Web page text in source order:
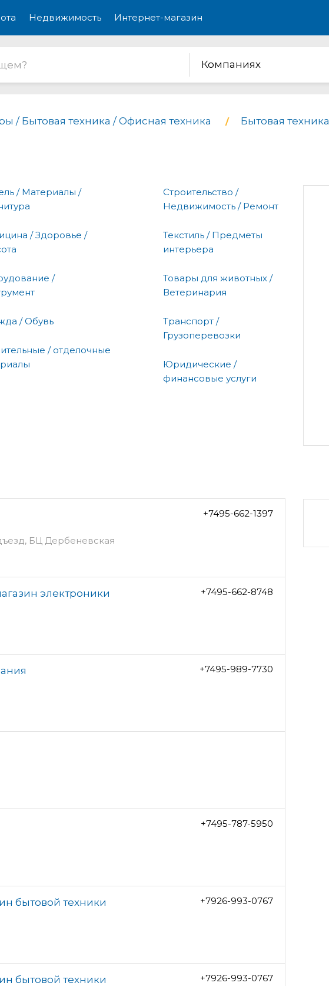
Недвижимость Интернет-магазин
Компаниях
/ Бытовая техника / Офисная техника Бытовая техника
/ Материалы /
/ Здоровье /
/
/ Обувь
/ отделочные
Строительство /
Недвижимость / Ремонт
Текстиль / Предметы
интерьера
Товары для животных /
Ветеринария
Транспорт /
Грузоперевозки
Юридические /
финансовые услуги
БЦ Дербеневская
+7495-662-1397
электроники +7495-662-8748
+7495-989-7730
+7495-787-5950
бытовой техники +7926-993-0767
бытовой техники +7926-993-0767